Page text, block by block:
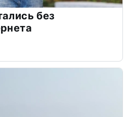
без